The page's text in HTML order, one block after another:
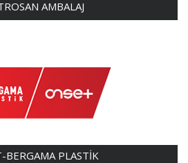
AMBALAJ
BERGAMA PLASTİK